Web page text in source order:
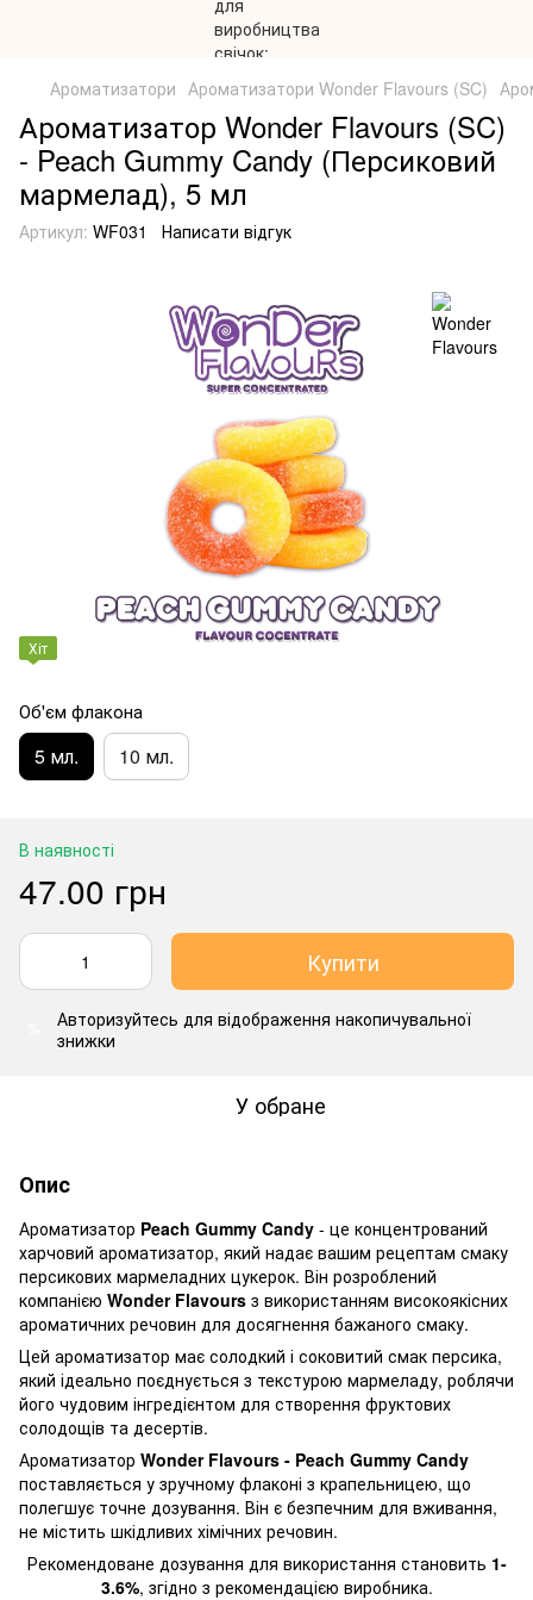
Ароматизатори Ароматизатори Wonder Flavours (SC)
Ароматизатор Wonder Flavours (SC)
- Peach Gummy Candy (Персиковий
мармелад), 5 мл
Артикул: WF031 Написати відгук
Хіт
Об'єм флакона
5 мл. 10 мл.
В наявності
47.00 грн
Купити
Авторизуйтесь для відображення накопичувальної
знижки
У обране
Опис
Ароматизатор Peach Gummy Candy - це концентрований
харчовий ароматизатор, який надає вашим рецептам смаку
персикових мармеладних цукерок. Він розроблений
компанією Wonder Flavours з використанням високоякісних
ароматичних речовин для досягнення бажаного смаку.
Цей ароматизатор має солодкий і соковитий смак персика,
який ідеально поєднується з текстурою мармеладу, роблячи
його чудовим інгредієнтом для створення фруктових
солодощів та десертів.
Ароматизатор Wonder Flavours - Peach Gummy Candy
поставляється у зручному флаконі з крапельницею, що
полегшує точне дозування. Він є безпечним для вживання,
не містить шкідливих хімічних речовин.
Рекомендоване дозування для використання становить 1-
3.6%, згідно з рекомендацією виробника.